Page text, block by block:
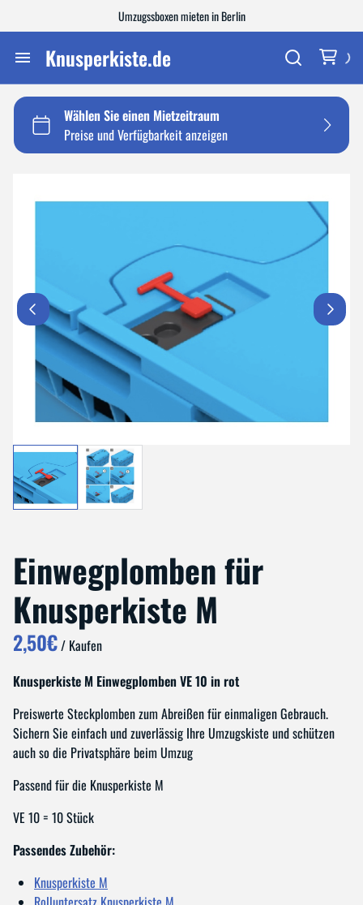
Umzugssboxen mieten in Berlin
Knusperkiste.de
Home
Sortiment
Zubehör / Verbrauchsmaterial
Sackkarren
Leitern
Werkzeug
Einwegplomben für
Knusperkiste M
/
Knusperkiste M Einwegplomben VE 10 in rot
Preiswerte Steckplomben zum Abreißen für einmaligen Gebrauch.
Sichern Sie einfach und zuverlässig Ihre Umzugskiste und schützen
auch so die Privatsphäre beim Umzug
Passend für die Knusperkiste M
VE 10 = 10 Stück
Passendes Zubehör:
Knusperkiste M